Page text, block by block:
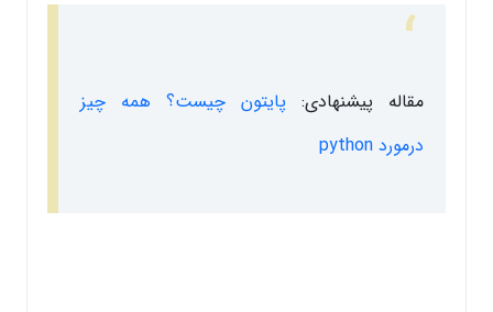
مقاله پیشنهادی: پایتون چیست؟ همه چیز
درمورد python